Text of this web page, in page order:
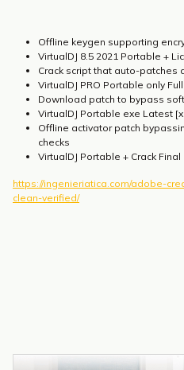
Offline keygen supporting
VirtualDJ 8.5 2021 Portable +
Crack script that auto-patches
VirtualDJ PRO Portable only
Download patch to bypass
VirtualDJ Portable exe Latest
Offline activator patch
checks
VirtualDJ Portable + Crack Final
https://ingenieriatica.com/adobe-
clean-verified/